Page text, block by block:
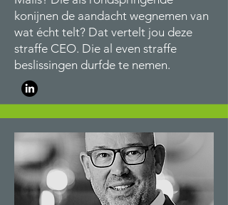
konijnen de aandacht wegnemen van
wat écht telt? Dat vertelt jou deze
straffe CEO. Die al even straffe
beslissingen durfde te nemen.